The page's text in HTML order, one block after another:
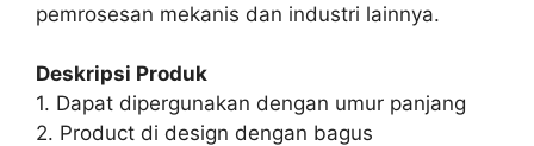
pemrosesan mekanis dan industri lainnya.
Deskripsi Produk
1. Dapat dipergunakan dengan umur panjang
2. Product di design dengan bagus